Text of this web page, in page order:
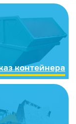
контейнера